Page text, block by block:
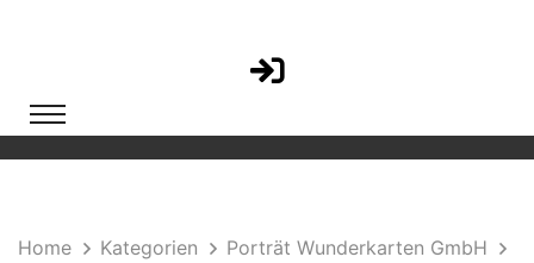
Home Kategorien
Porträt Wunderkarten GmbH